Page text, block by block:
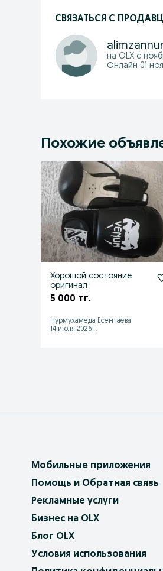
СВЯЗАТЬСЯ С
на OLX с
Онлайн 01
Похожие
Хорошой состояние
оригинал
5 000 тг.
Нурмухамеда Есентаева
14 июля 2026 г.
Мобильные приложения
Помощь и Обратная связь
Рекламные услуги
Бизнес на OLX
Блог OLX
Условия использования